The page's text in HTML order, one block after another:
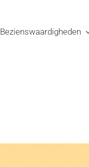
Bezienswaardigheden